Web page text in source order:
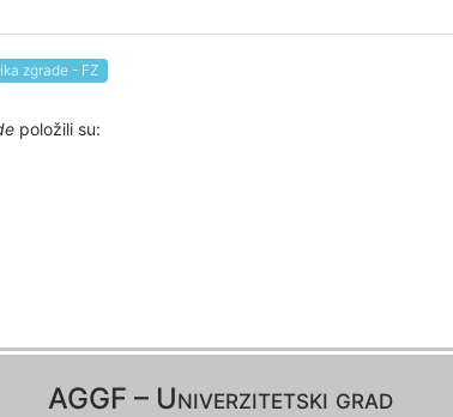
zgrade - FZ
položili su:
AGGF – Univerzitetski grad